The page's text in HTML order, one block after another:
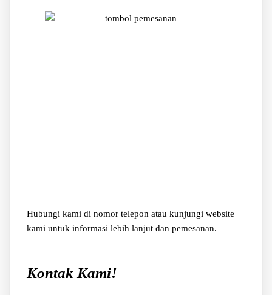
Hubungi kami di nomor telepon atau kunjungi website
kami untuk informasi lebih lanjut dan pemesanan.
Kontak Kami!